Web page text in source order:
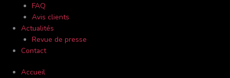
FAQ
Avis clients
Actualités
Revue de presse
Contact
Accueil